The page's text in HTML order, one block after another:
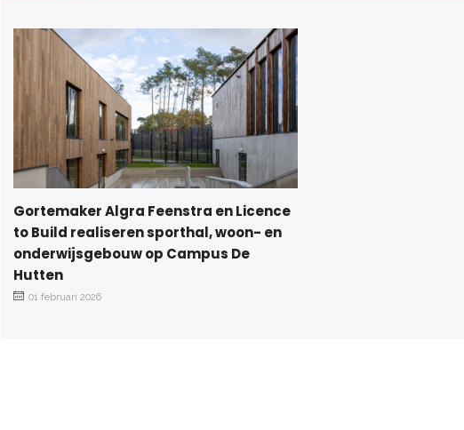
Gortemaker Algra Feenstra en Licence
to Build realiseren sporthal, woon- en
onderwijsgebouw op Campus De
Hutten
01 februari 2026